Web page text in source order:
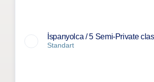
İspanyolca / 5 Semi-Private
Standart